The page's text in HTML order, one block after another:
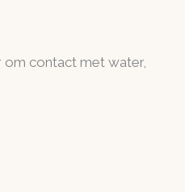
om contact met water,